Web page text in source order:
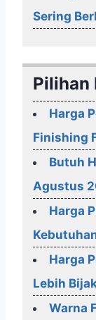
Sering
Pilihan
Harga
Finishing
Butuh
Agustus
Harga
Harga
Lebih
Warna